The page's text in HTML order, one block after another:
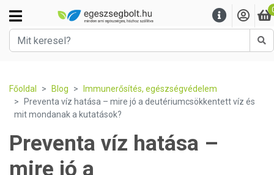
Főoldal Blog
Immunerősítés, egészségvédelem
Preventa víz hatása – mire jó a deutériumcsökkentett víz és
mit mondanak a kutatások?
Preventa víz hatása –
mire jó a